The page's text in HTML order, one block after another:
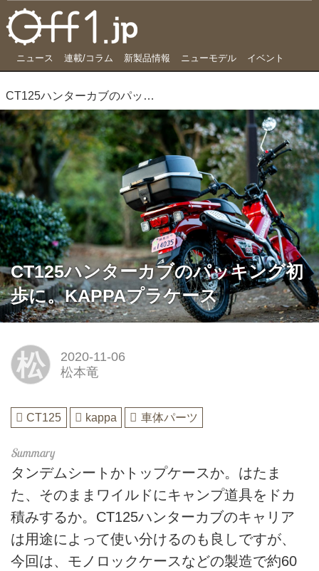
ニュース 連載/コラム 新製品情報 ニューモデル イベント
CT125ハンターカブのパッキング初歩に。KAPPAプラケース
CT125ハンターカブのパッキング初
歩に。KAPPAプラケース
松
2020-11-06
松本竜
CT125 kappa 車体パーツ
タンデムシートかトップケースか。はたま
た、そのままワイルドにキャンプ道具をドカ
積みするか。CT125ハンターカブのキャリア
は用途によって使い分けるのも良しですが、
今回は、モノロックケースなどの製造で約60